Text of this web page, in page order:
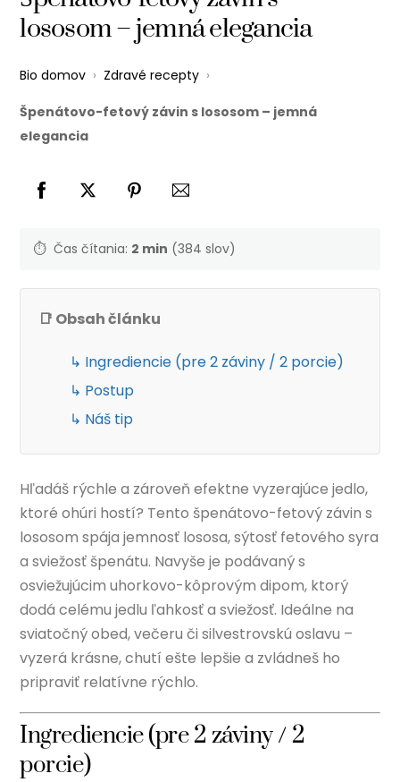
lososom – jemná elegancia
Bio domov › Zdravé recepty ›
Špenátovo-fetový závin s lososom – jemná
elegancia
⏱️ Čas čítania: 2 min (384 slov)
📑 Obsah článku
↳ Ingrediencie (pre 2 záviny / 2 porcie)
↳ Postup
↳ Náš tip
Hľadáš rýchle a zároveň efektne vyzerajúce jedlo,
ktoré ohúri hostí? Tento špenátovo-fetový závin s
lososom spája jemnosť lososa, sýtosť fetového syra
a sviežosť špenátu. Navyše je podávaný s
osviežujúcim uhorkovo-kôprovým dipom, ktorý
dodá celému jedlu ľahkosť a sviežosť. Ideálne na
sviatočný obed, večeru či silvestrovskú oslavu –
vyzerá krásne, chutí ešte lepšie a zvládneš ho
pripraviť relatívne rýchlo.
Ingrediencie (pre 2 záviny / 2
porcie)